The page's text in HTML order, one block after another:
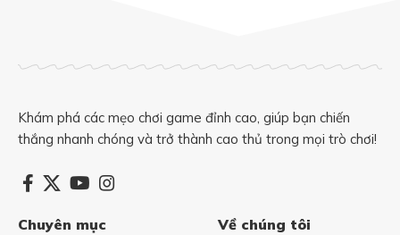
Khám phá các mẹo chơi game đỉnh cao, giúp bạn chiến
thắng nhanh chóng và trở thành cao thủ trong mọi trò chơi!
Chuyên mục Về chúng tôi